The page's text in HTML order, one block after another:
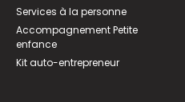
Services à la personne
Accompagnement Petite
enfance
Kit auto-entrepreneur